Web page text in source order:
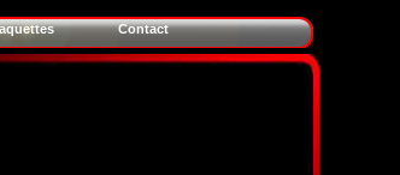
Contact